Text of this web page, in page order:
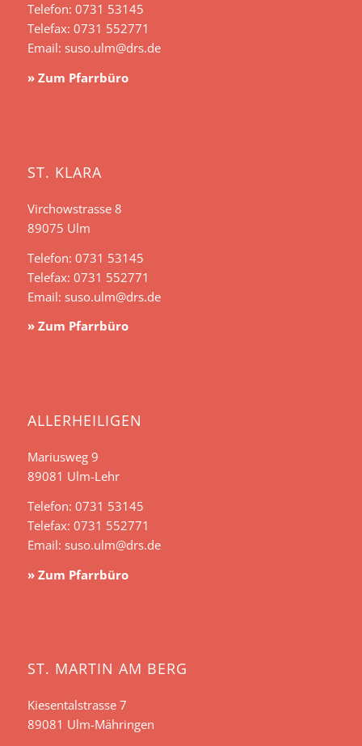
Telefon: 0731 53145
Telefax: 0731 552771
Email: suso.ulm@drs.de
» Zum Pfarrbüro
ST. KLARA
Virchowstrasse 8
89075 Ulm
Telefon: 0731 53145
Telefax: 0731 552771
Email: suso.ulm@drs.de
» Zum Pfarrbüro
ALLERHEILIGEN
Mariusweg 9
89081 Ulm-Lehr
Telefon: 0731 53145
Telefax: 0731 552771
Email: suso.ulm@drs.de
» Zum Pfarrbüro
ST. MARTIN AM BERG
Kiesentalstrasse 7
89081 Ulm-Mähringen